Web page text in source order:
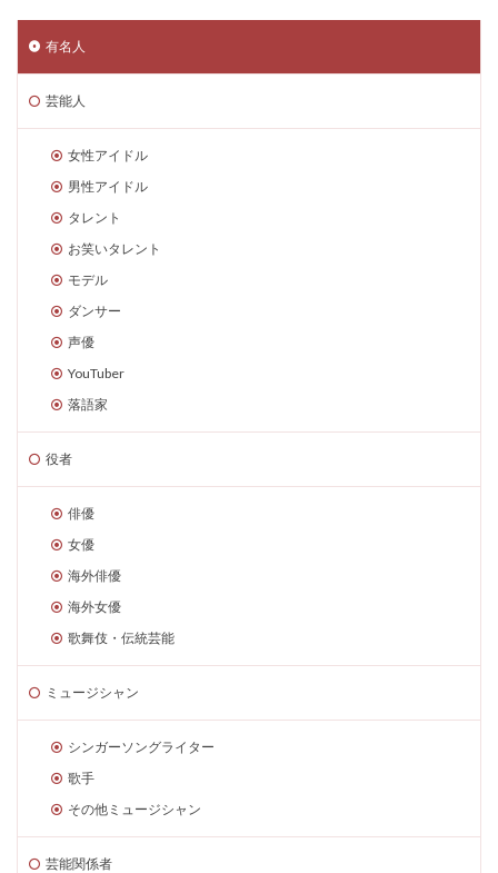
有名人
芸能人
女性アイドル
男性アイドル
タレント
お笑いタレント
モデル
ダンサー
声優
YouTuber
落語家
役者
俳優
女優
海外俳優
海外女優
歌舞伎・伝統芸能
ミュージシャン
シンガーソングライター
歌手
その他ミュージシャン
芸能関係者